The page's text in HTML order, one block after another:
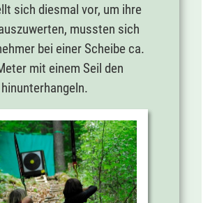
sich diesmal vor, um ihre
mussten sich
bei einer Scheibe ca.
mit einem Seil den